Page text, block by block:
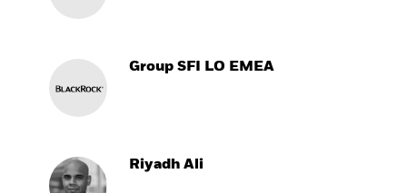
Group SFI LO EMEA
Riyadh Ali